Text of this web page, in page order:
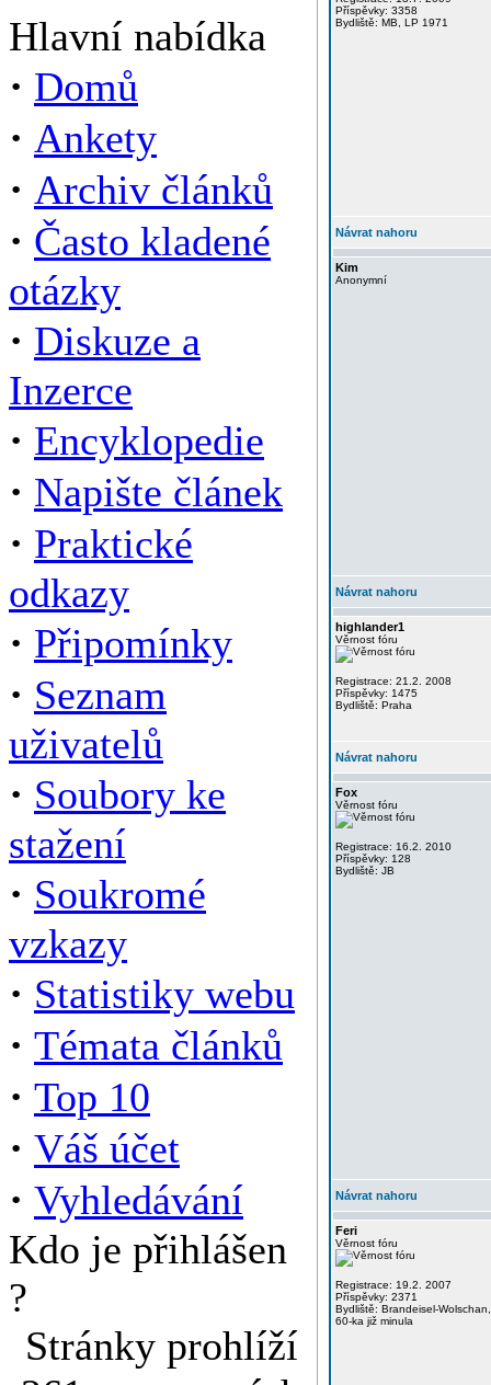
Hlavní nabídka
· Domů
· Ankety
· Archiv článků
· Často kladené
otázky
· Diskuze a
Inzerce
· Encyklopedie
· Napište článek
· Praktické
odkazy
· Připomínky
· Seznam
uživatelů
· Soubory ke
stažení
· Soukromé
vzkazy
· Statistiky webu
· Témata článků
· Top 10
· Váš účet
· Vyhledávání
Kdo je přihlášen
?
Stránky prohlíží
Příspěvky: 3358
Bydliště: MB, LP 1971
Návrat nahoru
Kim
Anonymní
Návrat nahoru
highlander1
Věrnost fóru
Registrace: 21.2. 2008
Příspěvky: 1475
Bydliště: Praha
Návrat nahoru
Fox
Věrnost fóru
Registrace: 16.2. 2010
Příspěvky: 128
Bydliště: JB
Návrat nahoru
Feri
Věrnost fóru
Registrace: 19.2. 2007
Příspěvky: 2371
Bydliště: Brandeisel-Wolschan,
60-ka již minula